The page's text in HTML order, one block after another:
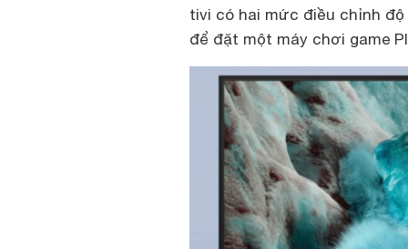
tivi có hai mức điều chỉnh
để đặt một máy chơi game